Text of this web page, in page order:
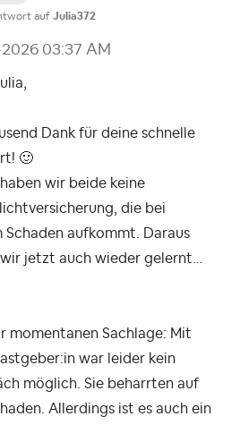
auf Julia372
03:37 AM
Dank für deine schnelle
🙂
haben wir beide keine
die bei
Schaden aufkommt. Daraus
jetzt auch wieder gelernt…
momentanen Sachlage: Mit
war leider kein
möglich. Sie beharrten auf
Allerdings ist es auch ein